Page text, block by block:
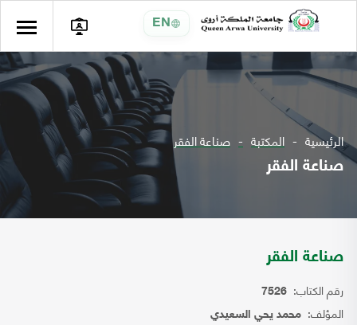
EN
الرئيسية المكتبة صناعة الفقر
صناعة الفقر
صناعة الفقر
رقم الكتاب: 7526
المؤلف: محمد يحي السعيدي